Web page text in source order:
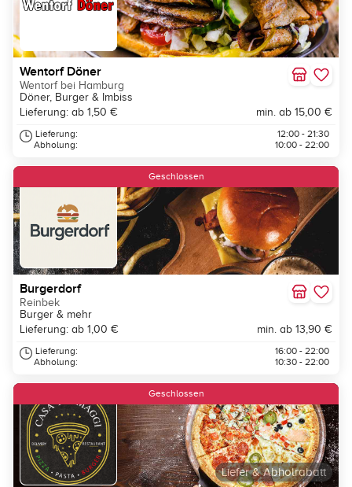
Wentorf Döner
Wentorf bei Hamburg
Döner, Burger & Imbiss
Lieferung: ab 1,50 €
min. ab 15,00 €
Lieferung:
Abholung:
12:00 - 21:30
10:00 - 22:00
Geschlossen
Burgerdorf
Reinbek
Burger & mehr
Lieferung: ab 1,00 €
min. ab 13,90 €
Lieferung:
Abholung:
16:00 - 22:00
10:30 - 22:00
Liefer & Abholrabatt
Geschlossen